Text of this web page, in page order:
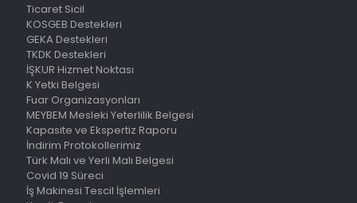
Ticaret Sicil
KOSGEB Destekleri
GEKA Destekleri
TKDK Destekleri
İŞKUR Hizmet Noktası
K Yetki Belgesi
Fuar Organizasyonları
MEYBEM Mesleki Yeterlilik Belgesi
Kapasite ve Ekspertiz Raporu
İndirim Protokollerimiz
Türk Malı ve Yerli Malı Belgesi
Covid 19 Süreci
İş Makinesi Tescil İşlemleri